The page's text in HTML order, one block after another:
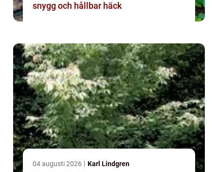
snygg och hållbar häck
04 augusti 2026 Karl Lindgren